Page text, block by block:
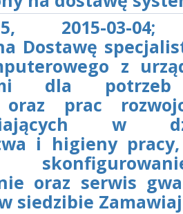
2015-03-
Dostawę
z
dla
oraz prac
w
i higieny
oraz serwis
siedzibie